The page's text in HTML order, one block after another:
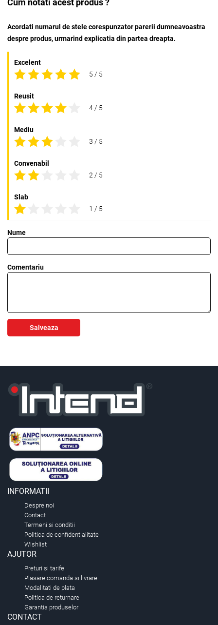
Acordati numarul de stele corespunzator parerii dumneavoastra
despre produs, urmarind explicatia din partea dreapta.
Excelent
5 / 5
Reusit
4 / 5
Mediu
3 / 5
Convenabil
2 / 5
Slab
1 / 5
Nume
Comentariu
Salveaza
INFORMATII
Despre noi
Contact
Termeni si conditii
Politica de confidentialitate
Wishlist
AJUTOR
Preturi si tarife
Plasare comanda si livrare
Modalitati de plata
Politica de returnare
Garantia produselor
CONTACT